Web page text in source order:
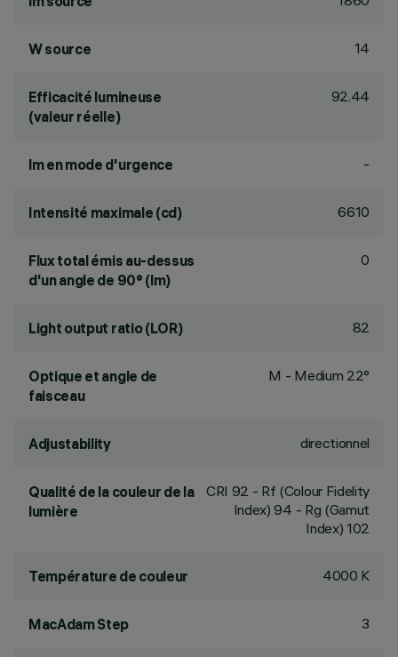
W source 14
Efficacité lumineuse
(valeur réelle)
92.44
lm en mode d'urgence -
Intensité maximale (cd) 6610
Flux total émis au-dessus
d'un angle de 90° (lm)
0
Light output ratio (LOR) 82
Optique et angle de
faisceau
M - Medium 22°
Adjustability directionnel
Qualité de la couleur de la
lumière
CRI 92 - Rf (Colour Fidelity
Index) 94 - Rg (Gamut
Index) 102
Température de couleur 4000 K
MacAdam Step 3